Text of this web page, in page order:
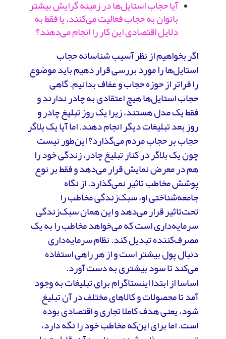
آیا حجاب استایل‌ها در زمینه گرایش بیشتر
بانوان به حجاب فعالیت می‌کنند، یا فقط به
دلایل اقتصادی این کار را انجام می‌دهند؟
اگر بخواهیم از نظر آسیب شناسانه حجاب
استایل‌ها را مورد بررسی قرار دهیم باید موضوع
را فراتر از حوزه حجاب و عفاف بدانیم. گاهی
حجاب استایل‌ها هیچ اعتقادی به چادر ندارند و
فقط یک مدل هستند، زیرا یک روز تبلیغ چادر و
روز بعد تبلیغات دیگر انجام دهند. اما آیا یک بلاگر
حجاب بر حجاب مردم می‌گذارد؟ این‌طور نیست
چون یک بلاگر در کنار تبلیغ چادر، زندگی خود را
هم در معرض نمایش قرار می‌دهد و فقط بر نوع
پوشش مخاطب تاثیر نمی‌گذارد. از نگاه
جامعه‌شناختی او، سبک‌زندگی مخاطب را
تحت‌تاثیر قرار می‌دهد و این همان سبک‌زندگی
سرمایه‌داری است که می‌خواهد مخاطب را به یک
مصرف‌کننده تبدیل کند. نظام سرمایه‌داری
دنبال پول بیشتر است و از هر راهی استفاده
می‌کند تا سود بیشتری به دست آورد.
اساسا از ابتدا اینستاگرام برای تبلیغات به وجود
آمد تا محصولات و کالاهای مختلف در آن تبلیغ
شود، یعنی هدف کاملا تجاری و اقتصادی بوده
است. اما برای این‌که مخاطب خود را نگه دارد،